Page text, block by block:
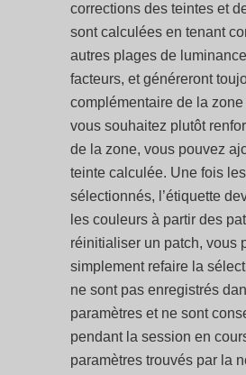
corrections des teintes et
sont calculées en tenant
autres plages de
facteurs, et généreront
complémentaire de la
vous souhaitez plutôt
de la zone, vous pouvez
teinte calculée. Une fois
sélectionnés, l’étiquette
les couleurs à partir des
réinitialiser un patch, vous
simplement refaire la
ne sont pas enregistrés
paramètres et ne sont
pendant la session en
paramètres trouvés par la